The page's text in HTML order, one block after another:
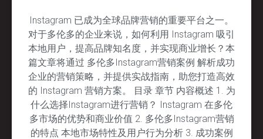
Instagram 已成为全球品牌营销的重要平台之一。
对于多伦多的企业来说，如何利用 Instagram 吸引
本地用户，提高品牌知名度，并实现商业增长？本
篇文章将通过 多伦多Instagram营销案例 解析成功
企业的营销策略，并提供实战指南，助您打造高效
的 Instagram 营销方案。 目录 章节 内容概述 1. 为
什么选择Instagram进行营销？ Instagram 在多伦
多市场的优势和商业价值 2. 多伦多Instagram营销
的特点 本地市场特性及用户行为分析 3. 成功案例